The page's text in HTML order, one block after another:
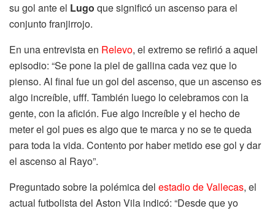
su gol ante el Lugo que significó un ascenso para el
conjunto franjirrojo.
En una entrevista en Relevo, el extremo se refirió a aquel
episodio: “Se pone la piel de gallina cada vez que lo
pienso. Al final fue un gol del ascenso, que un ascenso es
algo increíble, ufff. También luego lo celebramos con la
gente, con la afición. Fue algo increíble y el hecho de
meter el gol pues es algo que te marca y no se te queda
para toda la vida. Contento por haber metido ese gol y dar
el ascenso al Rayo”.
Preguntado sobre la polémica del estadio de Vallecas, el
actual futbolista del Aston Vila indicó: “Desde que yo